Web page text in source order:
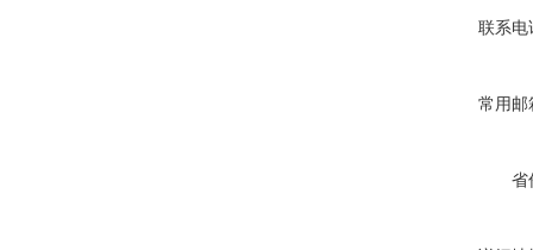
联系电
常用邮
省